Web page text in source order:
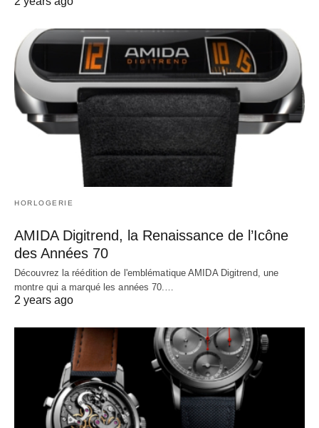
HORLOGERIE
AMIDA Digitrend, la Renaissance de l’Icône
des Années 70
Découvrez la réédition de l'emblématique AMIDA Digitrend, une
montre qui a marqué les années 70.…
2 years ago